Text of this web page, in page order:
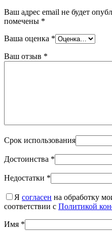
Ваш адрес email не будет
помечены *
Ваша оценка *
Ваш отзыв *
Срок использования
Достоинства *
Недостатки *
Я согласен на обработку
соответствии с Политикой
Имя *